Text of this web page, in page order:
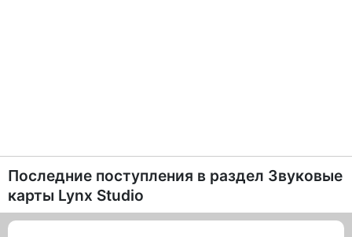
Последние поступления в раздел Звуковые
карты Lynx Studio